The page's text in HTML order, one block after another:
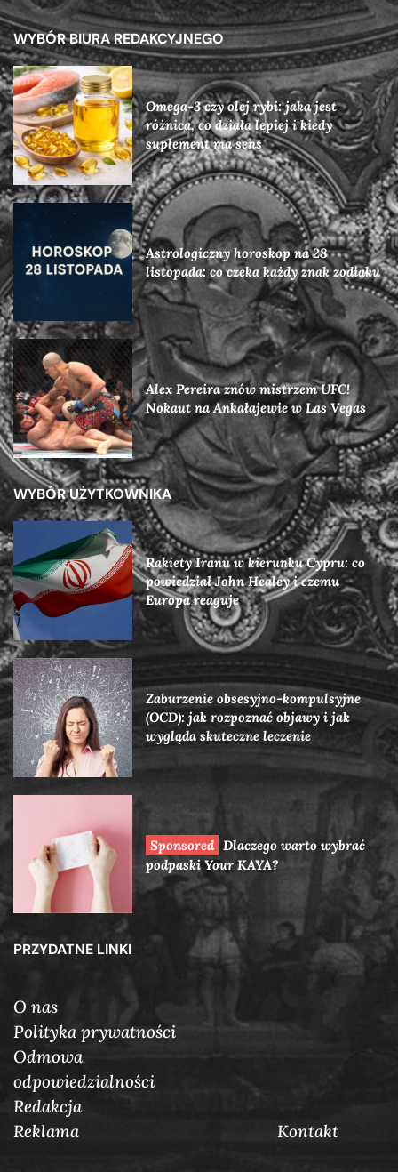
WYBÓR BIURA REDAKCYJNEGO
Omega-3 czy olej rybi: jaka jest
różnica, co działa lepiej i kiedy
suplement ma sens
Astrologiczny horoskop na 28
listopada: co czeka każdy znak zodiaku
Alex Pereira znów mistrzem UFC!
Nokaut na Ankałajewie w Las Vegas
WYBÓR UŻYTKOWNIKA
Rakiety Iranu w kierunku Cypru: co
powiedział John Healey i czemu
Europa reaguje
Zaburzenie obsesyjno-kompulsyjne
(OCD): jak rozpoznać objawy i jak
wygląda skuteczne leczenie
Dlaczego warto wybrać
podpaski Your KAYA?
PRZYDATNE LINKI
O nas
Polityka prywatności
Odmowa
odpowiedzialności
Redakcja
Reklama
Кontakt